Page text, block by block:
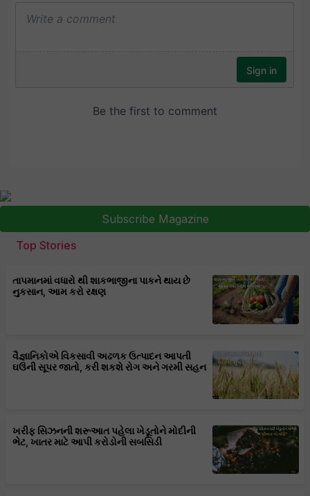
Subscribe Magazine
Top Stories
તાપમાનમાં વધારો થી શાકભાજીના પાકને થાય છે
નુકસાન, આમ કરો રક્ષણ
વૈજ્ઞાનિકોએ વિકસાવી અઢળક ઉત્પાદન આપતી
ઘઉંની સૂપર જાતો, કરી શકશે રોગ અને ગરમી સહન
ખરીફ સિઝનની શરૂઆત પહેલા ખેડૂતોને મોદીની
ભેટ, ખાતર માટે આપી કરોડોની સબસિડી